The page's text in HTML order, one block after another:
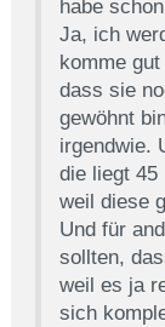
habe
Ja, ich
komme
dass sie
gewöhnt
irgendwie.
die liegt 45
weil diese
Und für
sollten,
weil es ja
sich